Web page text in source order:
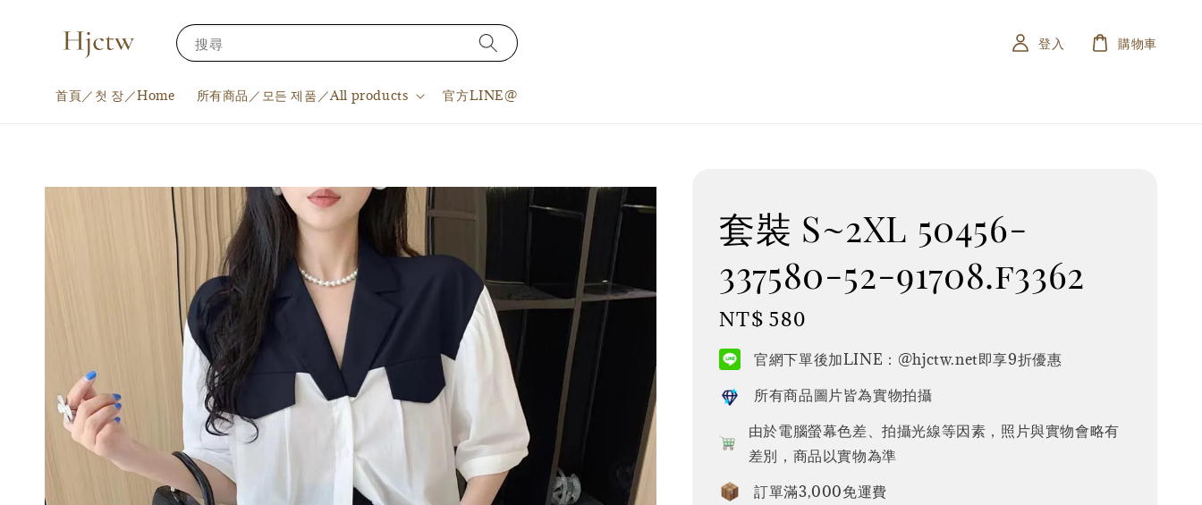
搜尋
首頁／첫 장／Home 所有商品／모든 제품／All products 官方LINE@
登入 購物車
套裝 S~2XL 50456-
337580-52-91708.f3362
Regular
price
NT$ 580
官網下單後加LINE：@hjctw.net即享9折優惠
所有商品圖片皆為實物拍攝
由於電腦螢幕色差、拍攝光線等因素，照片與實物會略有
差別，商品以實物為準
訂單滿3,000免運費